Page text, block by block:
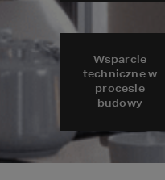
Wsparcie
techniczne w
procesie
budowy